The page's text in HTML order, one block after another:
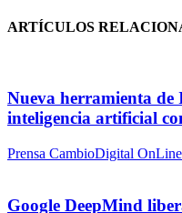
ARTÍCULOS
Nueva herramienta de
inteligencia artificial
Prensa CambioDigital OnLine
Google DeepMind